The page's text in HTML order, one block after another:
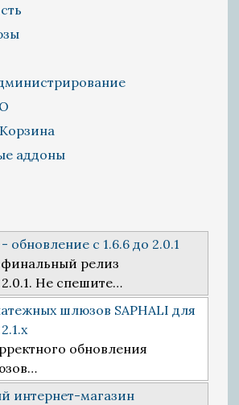
аддоны
обновление с 1.6.6 до 2.0.1
релиз
Не спешите…
шлюзов SAPHALI для
обновления
интернет-магазин